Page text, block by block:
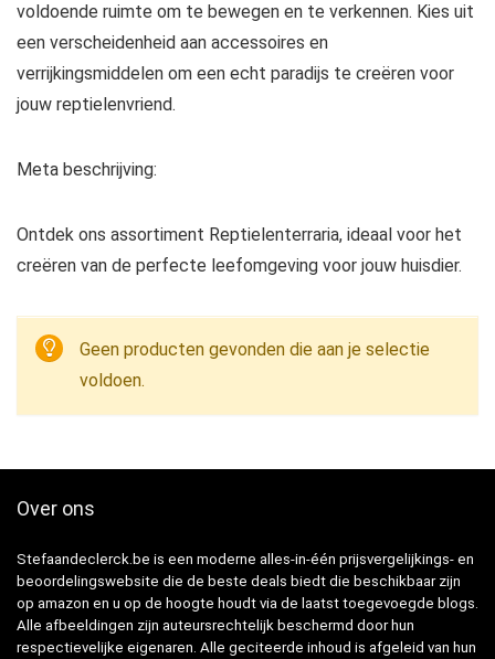
voldoende ruimte om te bewegen en te verkennen. Kies uit
een verscheidenheid aan accessoires en
verrijkingsmiddelen om een echt paradijs te creëren voor
jouw reptielenvriend.
Meta beschrijving:
Ontdek ons assortiment Reptielenterraria, ideaal voor het
creëren van de perfecte leefomgeving voor jouw huisdier.
Geen producten gevonden die aan je selectie
voldoen.
Over ons
Stefaandeclerck.be is een moderne alles-in-één prijsvergelijkings- en
beoordelingswebsite die de beste deals biedt die beschikbaar zijn
op amazon en u op de hoogte houdt via de laatst toegevoegde blogs.
Alle afbeeldingen zijn auteursrechtelijk beschermd door hun
respectievelijke eigenaren. Alle geciteerde inhoud is afgeleid van hun